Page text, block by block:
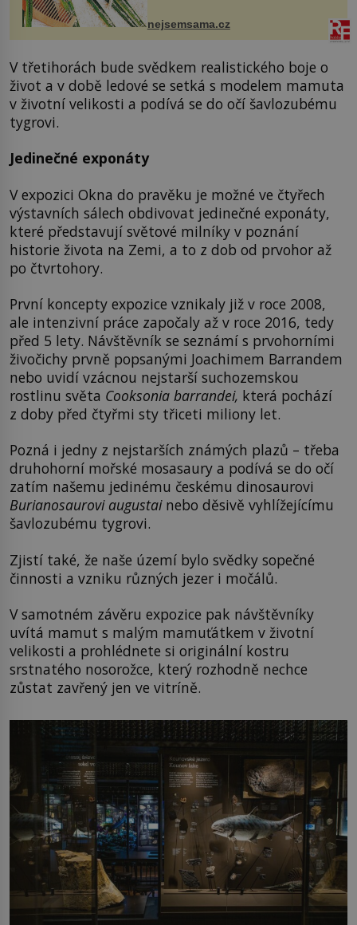
vlasy. ...
nejsemsama.cz
V třetihorách bude svědkem realistického boje o
život a v době ledové se setká s modelem mamuta
v životní velikosti a podívá se do očí šavlozubému
tygrovi.
Jedinečné exponáty
V expozici Okna do pravěku je možné ve čtyřech
výstavních sálech obdivovat jedinečné exponáty,
které představují světové milníky v poznání
historie života na Zemi, a to z dob od prvohor až
po čtvrtohory.
První koncepty expozice vznikaly již v roce 2008,
ale intenzivní práce započaly až v roce 2016, tedy
před 5 lety. Návštěvník se seznámí s prvohorními
živočichy prvně popsanými Joachimem Barrandem
nebo uvidí vzácnou nejstarší suchozemskou
rostlinu světa Cooksonia barrandei, která pochází
z doby před čtyřmi sty třiceti miliony let.
Pozná i jedny z nejstarších známých plazů – třeba
druhohorní mořské mosasaury a podívá se do očí
zatím našemu jedinému českému dinosaurovi
Burianosaurovi augustainebo děsivě vyhlížejícímu
šavlozubému tygrovi.
Zjistí také, že naše území bylo svědky sopečné
činnosti a vzniku různých jezer i močálů.
V samotném závěru expozice pak návštěvníky
uvítá mamut s malým mamuťátkem v životní
velikosti a prohlédnete si originální kostru
srstnatého nosorožce, který rozhodně nechce
zůstat zavřený jen ve vitríně.